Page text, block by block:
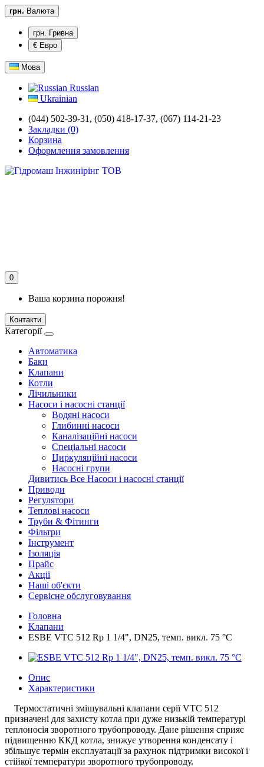
грн. Валюта
грн. Гривна
€ Евро
Мова
Russian
Ukrainian
(044) 502-39-31, (050) 418-17-37, (067) 114-21-23
Закладки (0)
Корзина
Оформлення замовлення
0
Ваша корзина порожня!
Контакти
Категорії
Автоматика
Баки
Клапани
Котли
Лічильники
Насоси і насосні станції
Водяні насоси
Глибинні насоси
Каналізаційні насоси
Спеціальні насоси
Циркуляційні насоси
Насосні групи
Дивитись Все Насоси і насосні станції
Приводи
Регулятори
Теплові насоси
Труби & Фітинги
Фільтри
Інструмент
Ізоляція
Прайс
Акції
Наші об'єкти
Сервісне обслуговування
Головна
Клапани
ESBE VTC 512 Rp 1 1/4", DN25, темп. викл. 75 °C
Опис
Характеристики
Термостатичні змішувальні клапани серії VTС 512
призначені для захисту котла при дуже низькій температурі
теплоносія зворотного трубопроводу. Дане рішення сприяє
підвищенню ККД котла, знижує утворення конденсату і
збільшує термін експлуатації за рахунок підтримки високої і
стійкої температури зворотного трубопроводу.